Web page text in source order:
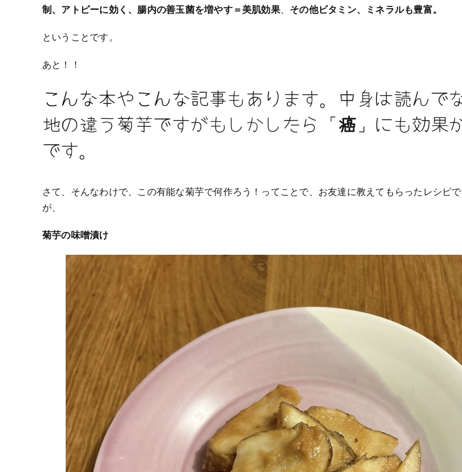
制、アトピーに効く、腸内の善玉菌を増やす＝美肌効果、 その他ビタミン、ミネラルも豊富。
ということです。
あと！！
こんな本やこんな記事もあります。中身は読んで
地の違う菊芋ですがもしかしたら「癌」にも効果
です。
さて、そんなわけで、この有能な菊芋で何作ろう！ってことで、お友達に教えてもらったレシピ
が、
菊芋の味噌漬け